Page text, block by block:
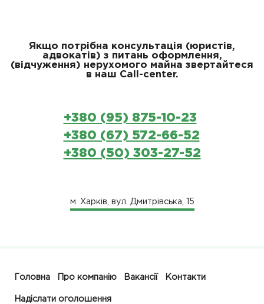
Якщо потрібна консультація (юристів,
адвокатів) з питань оформлення,
(відчуження) нерухомого майна звертайтеся
в наш Сall-center.
+380 (95) 875-10-23
+380 (67) 572-66-52
+380 (50) 303-27-52
м. Харків, вул. Дмитрівська, 15
Головна Про компанію Вакансії Контакти
Надіслати оголошення